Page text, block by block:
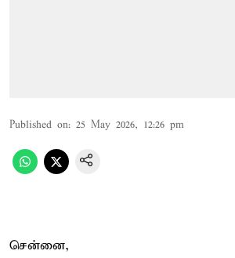
Published on: 25 May 2026, 12:26 pm
சென்னை,